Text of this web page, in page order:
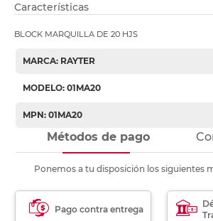
Características
BLOCK MARQUILLA DE 20 HJS
MARCA: RAYTER
MODELO: 01MA20
MPN: 01MA20
Métodos de pago
Ponemos a tu disposición los siguientes
Pago contra entrega